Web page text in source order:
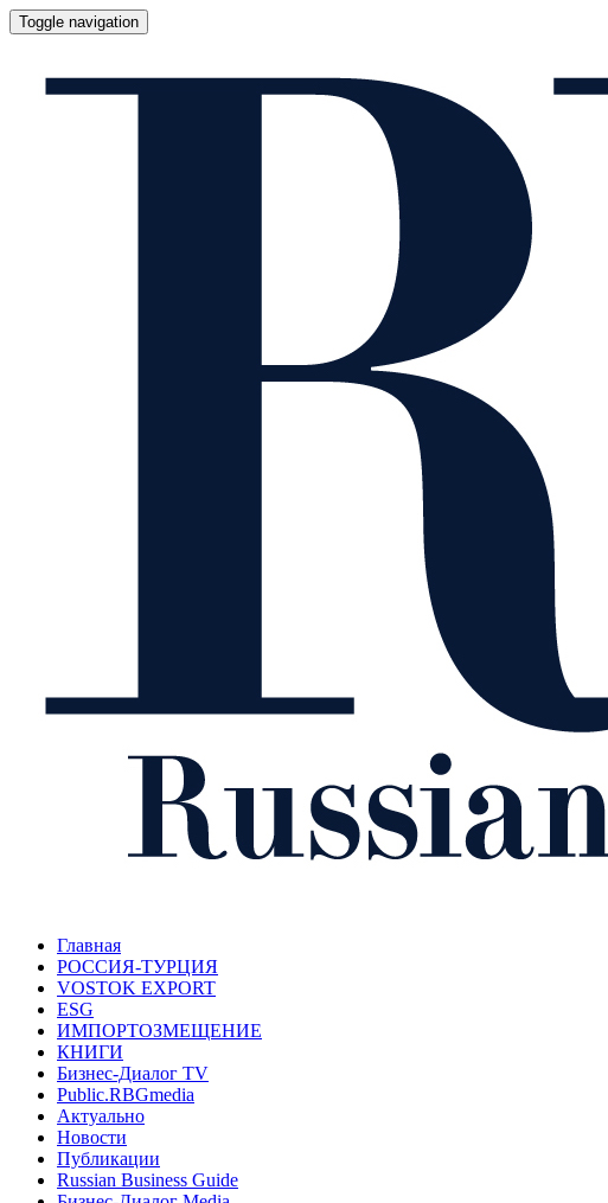
Toggle navigation
Главная
РОССИЯ-ТУРЦИЯ
VOSTOK EXPORT
ESG
ИМПОРТОЗМЕЩЕНИЕ
КНИГИ
Бизнес-Диалог TV
Public.RBGmedia
Актуально
Новости
Публикации
Russian Business Guide